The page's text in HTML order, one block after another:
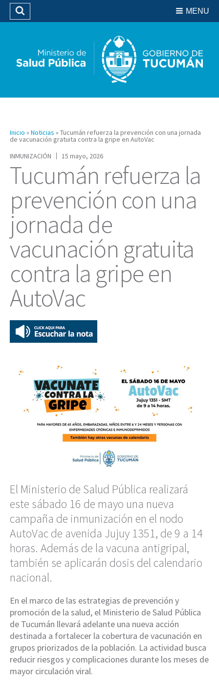
Biblioteca
MENU
Buscar
Inicio » Noticias » Tucumán refuerza la prevención con una jornada
de vacunación gratuita contra la gripe en AutoVac
INMUNIZACIÓN
15 mayo, 2026
Tucumán refuerza la
prevención con una
jornada de
vacunación gratuita
contra la gripe en
AutoVac
El Ministerio de Salud Pública realizará
este sábado 16 de mayo una nueva
campaña de inmunización en el nodo
AutoVac de avenida Jujuy 1351, de 9 a 14
horas. Además de la vacuna antigripal,
también se aplicarán dosis del calendario
nacional.
En el marco de las estrategias de prevención y
promoción de la salud, el Ministerio de Salud Pública
de Tucumán llevará adelante una nueva acción
destinada a fortalecer la cobertura de vacunación en
grupos priorizados de la población. La actividad busca
reducir riesgos y complicaciones durante los meses de
mayor circulación viral.